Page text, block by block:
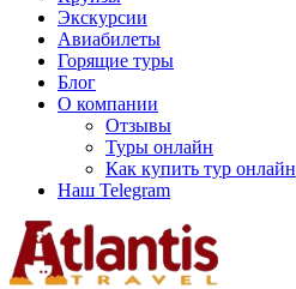
Экскурсии
Авиабилеты
Горящие туры
Блог
О компании
Отзывы
Туры онлайн
Как купить тур онлайн
Наш Telegram